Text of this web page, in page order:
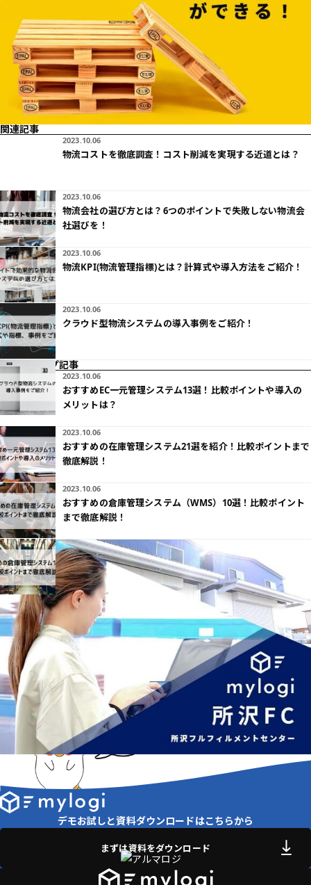
関連記事
2023.10.06
物流コストを徹底調査！コスト削減を実現する近道とは？
2023.10.06
物流会社の選び方とは？6つのポイントで失敗しない物流会
社選びを！
2023.10.06
物流KPI(物流管理指標)とは？計算式や導入方法をご紹介！
2023.10.06
クラウド型物流システムの導入事例をご紹介！
ピックアップ記事
2023.10.06
おすすめEC一元管理システム13選！比較ポイントや導入の
メリットは？
2023.10.06
おすすめの在庫管理システム21選を紹介！比較ポイントまで
徹底解説！
2023.10.06
おすすめの倉庫管理システム（WMS）10選！比較ポイント
まで徹底解説！
デモお試しと資料ダウンロードはこちらから
まずは資料をダウンロード